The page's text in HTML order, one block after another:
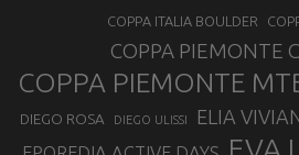
COPPA ITALIA BOULDER
COPPA PIEMONTE
COPPA PIEMONTE
DIEGO ROSA DIEGO ULISSI ELIA
EVA